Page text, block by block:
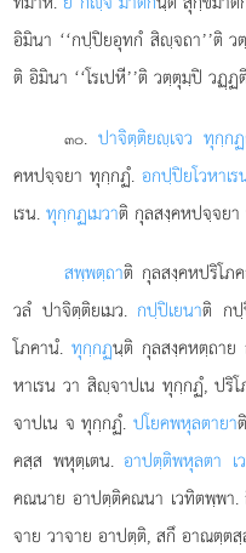
อิมินา ‘‘กปฺปิยอุทกํ สิฺจถา’’ติ
ติ อิมินา ‘‘โรเปหี’’ติ วตฺตุมฺปิ วฏฺ
๓๐.ปาจิตฺติยฺเจว ทุกฺก
คหปจฺจยา ทุกฺกฏํ. อกปฺปิยโวหาเร
เรน.ทุกฺกฏเมวาติ กุลสงฺคหปจฺจย
สพฺพตฺถาติ กุลสงฺคหปริโภ
วลํ ปาจิตฺติยเมว. กปฺปิเยนาติ กปฺ
โภคานํ.ทุกฺกฏนฺติ กุลสงฺคหตฺถาย
หาเรน วา สิฺจาปเน ทุกฺกฏํ, ปริ
จาปเน จ ทุกฺกฏํ. ปโยคพหุลตายา
คสฺส พหุตฺเตน.อาปตฺติพหุลตา เ
คณนาย อาปตฺติคณนา เวทิตพฺพ
จาย วาจาย อาปตฺติ, สกึ อาณตฺต